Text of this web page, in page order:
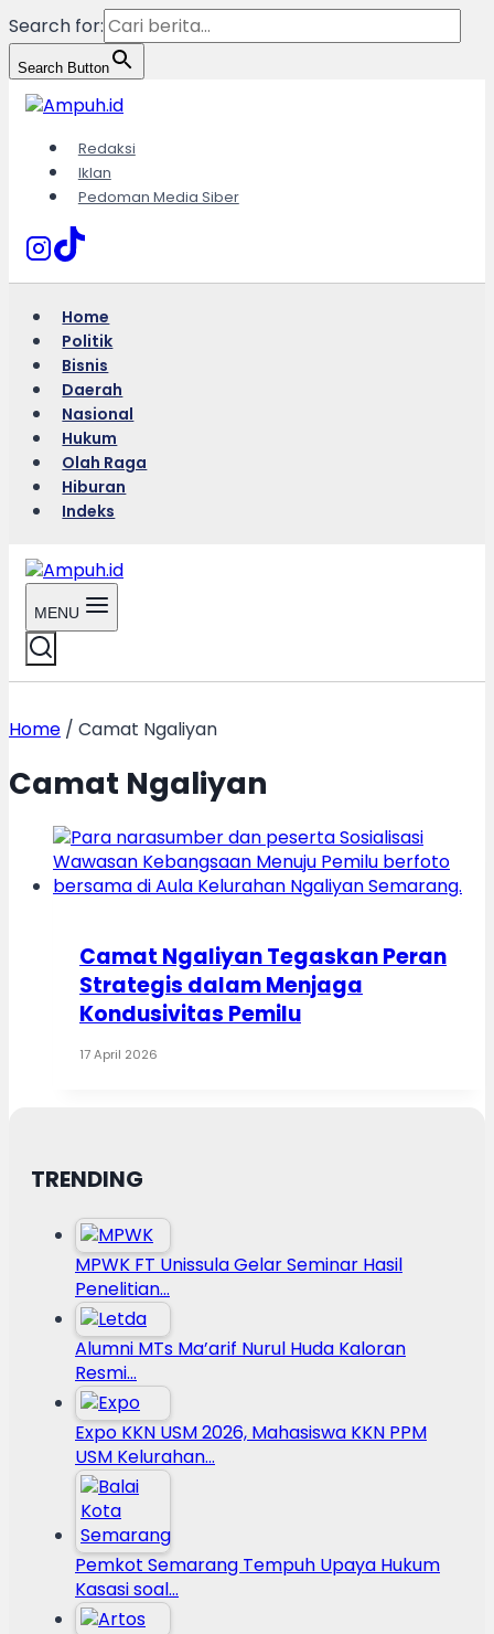
Search for:
Search Button
Skip
to
content
Redaksi
Iklan
Pedoman Media Siber
Home
Politik
Bisnis
Daerah
Nasional
Hukum
Olah Raga
Hiburan
Indeks
MENU
Home / Camat Ngaliyan
Camat Ngaliyan
Camat Ngaliyan Tegaskan Peran
Strategis dalam Menjaga
Kondusivitas Pemilu
17 April 2026
TRENDING
MPWK FT Unissula Gelar Seminar Hasil
Penelitian…
Alumni MTs Ma’arif Nurul Huda Kaloran
Resmi…
Expo KKN USM 2026, Mahasiswa KKN PPM
USM Kelurahan…
Pemkot Semarang Tempuh Upaya Hukum
Kasasi soal…